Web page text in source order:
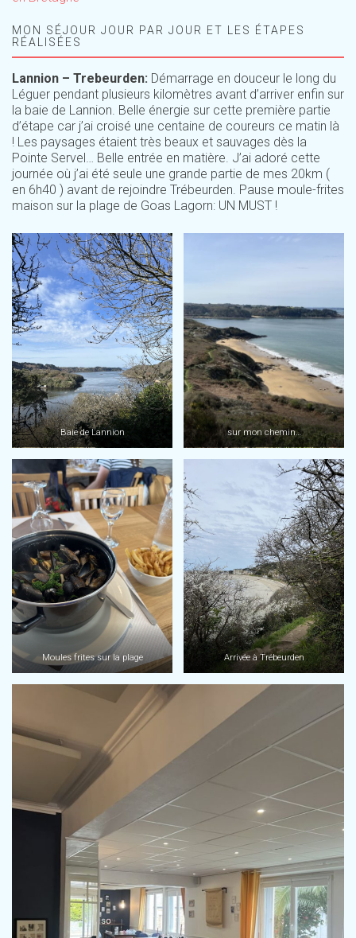
MON SÉJOUR JOUR PAR JOUR ET LES ÉTAPES
RÉALISÉES
Lannion – Trebeurden: Démarrage en douceur le long du
Léguer pendant plusieurs kilomètres avant d’arriver enfin sur
la baie de Lannion. Belle énergie sur cette première partie
d’étape car j’ai croisé une centaine de coureurs ce matin là
! Les paysages étaient très beaux et sauvages dès la
Pointe Servel… Belle entrée en matière. J’ai adoré cette
journée où j’ai été seule une grande partie de mes 20km (
en 6h40 ) avant de rejoindre Trébeurden. Pause moule-frites
maison sur la plage de Goas Lagorn: UN MUST !
Baie de Lannion sur mon chemin…
Moules frites sur la plage Arrivée à Trébeurden